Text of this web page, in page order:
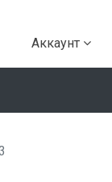
Аккаунт